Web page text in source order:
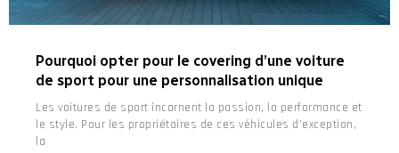
Pourquoi opter pour le covering d’une voiture
de sport pour une personnalisation unique
Les voitures de sport incarnent la passion, la performance et
le style. Pour les propriétaires de ces véhicules d'exception,
la